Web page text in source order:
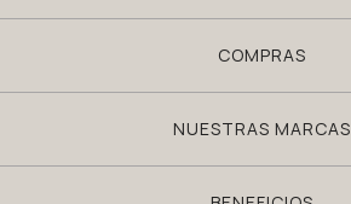
COMPRAS
NUESTRAS MARCAS